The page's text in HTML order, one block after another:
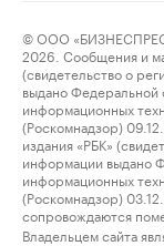
© ООО
2026. Сообщения и
(свидетельство о
выдано Федеральной
информационных
(Роскомнадзор)
издания «РБК»
информации выдано
информационных
(Роскомнадзор)
сопровождаются
Владельцем сайта